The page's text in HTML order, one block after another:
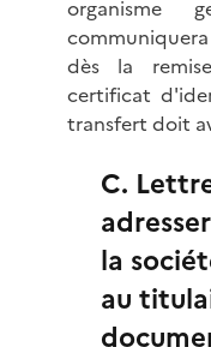
organisme
dès la
certificat
transfert doit
C.
la
au